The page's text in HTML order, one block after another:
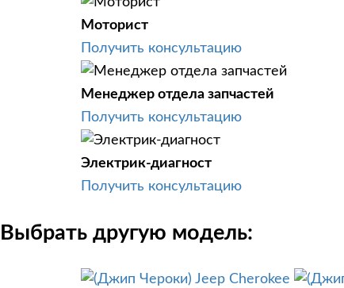
Моторист
Получить консультацию
Менеджер отдела запчастей
Получить консультацию
Электрик-диагност
Получить консультацию
Выбрать другую модель:
Jeep Cherokee